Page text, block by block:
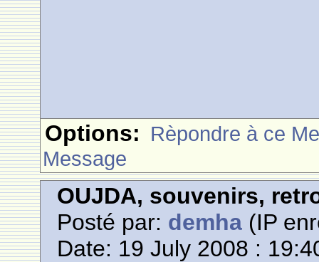
Options: Rèpondre à ce
Message
OUJDA, souvenirs,
Posté par: demha (IP
Date: 19 July 2008 :